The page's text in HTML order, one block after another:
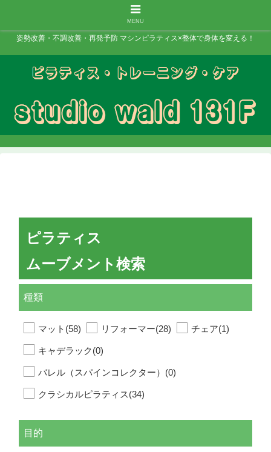
姿勢改善・不調改善・再発予防 マシンピラティス×整体で身体を変える！
ピラティス
ムーブメント検索
種類
マット(58) リフォーマー(28) チェア(1)
キャデラック(0)
バレル（スパインコレクター）(0)
クラシカルピラティス(34)
目的
MENU